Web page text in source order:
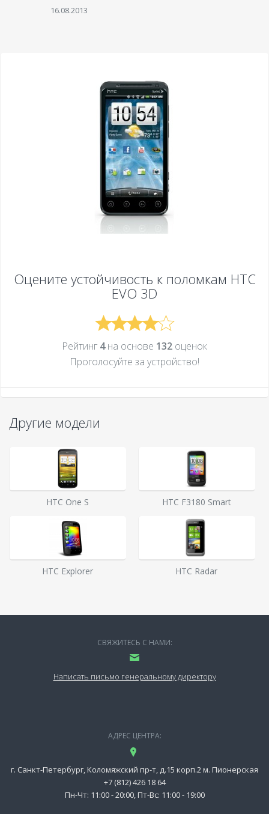
16.08.2013
Оцените устойчивость к поломкам HTC
EVO 3D
Рейтинг 4на основе 132 оценок
Проголосуйте за устройcтво!
Другие модели
HTC One S HTC F3180 Smart
HTC Explorer HTC Radar
СВЯЖИТЕСЬ С НАМИ:
Написать письмо генеральному директору
АДРЕС ЦЕНТРА:
г. Санкт-Петербург, Коломяжский пр-т, д.15 корп.2 м. Пионерская
+7 (812) 426 18 64
Пн-Чт: 11:00 - 20:00, Пт-Вс: 11:00 - 19:00